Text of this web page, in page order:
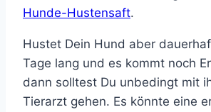
Hunde-Hustensaft.
Hustet Dein Hund aber
Tage lang und es kommt noch
dann solltest Du unbedingt mit
Tierarzt gehen. Es könnte eine